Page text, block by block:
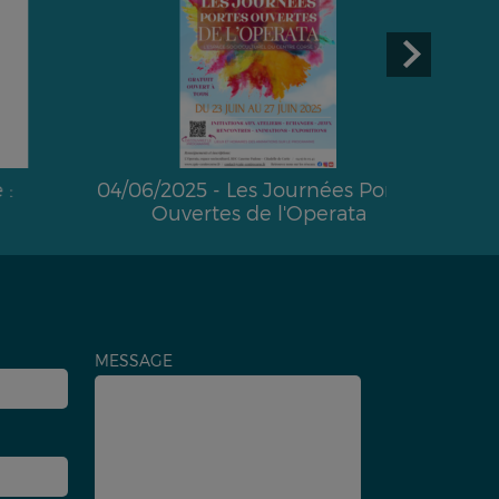
04/06/2025 - Les Journées Portes
Ouvertes de l'Operata
MESSAGE